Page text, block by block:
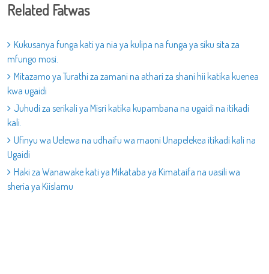
Related Fatwas
Kukusanya funga kati ya nia ya kulipa na funga ya siku sita za
mfungo mosi.
Mitazamo ya Turathi za zamani na athari za shani hii katika kuenea
kwa ugaidi
Juhudi za serikali ya Misri katika kupambana na ugaidi na itikadi
kali.
Ufinyu wa Uelewa na udhaifu wa maoni Unapelekea itikadi kali na
Ugaidi
Haki za Wanawake kati ya Mikataba ya Kimataifa na uasili wa
sheria ya Kiislamu